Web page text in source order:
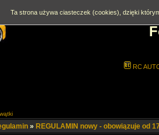
RC
» REGULAMIN nowy - obowiązuje od
Ta strona używa ciasteczek (cookies), dzięki